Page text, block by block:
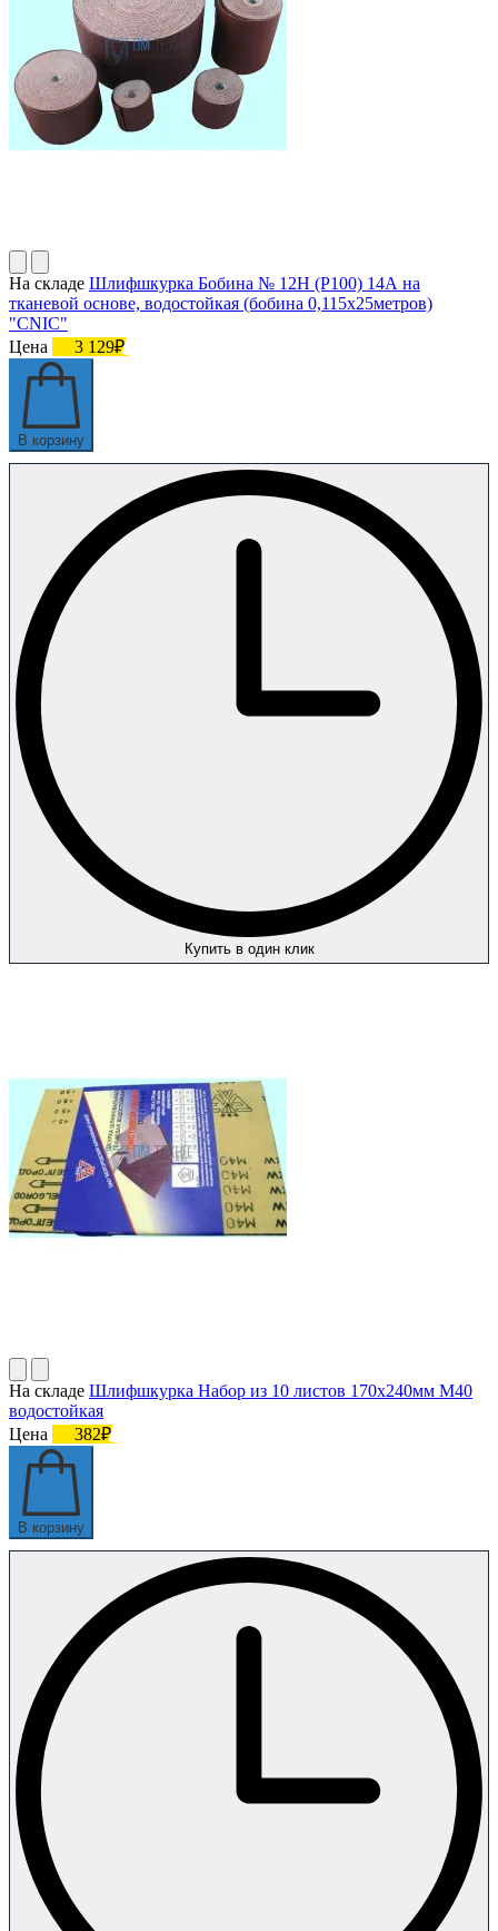
На складе Шлифшкурка Бобина № 12Н (P100) 14А на
тканевой основе, водостойкая (бобина 0,115х25метров)
"CNIC"
Цена
3 129₽
В корзину
Купить в один клик
На складе Шлифшкурка Набор из 10 листов 170х240мм М40
водостойкая
Цена
382₽
В корзину